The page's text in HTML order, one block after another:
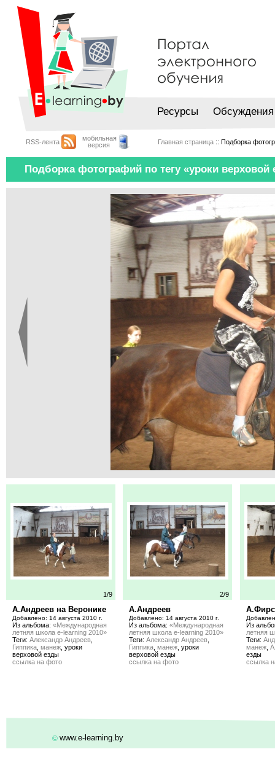
Ресурсы Обсуждения
RSS-лента
мобильная
версия
Главная страница :: Подборка
Подборка фотографий по тегу «уроки верховой
1/9 2/9
А.Андреев на Веронике
Добавлено: 14 августа 2010 г.
Из альбома: «Международная
летняя школа e-learning 2010»
Теги: Александр Андреев
Гиппика манеж , уроки
верховой езды
ссылка на фото
А.Андреев
Добавлено: 14 августа 2010 г.
Из альбома: «Международная
летняя школа e-learning 2010»
Теги: Александр Андреев
Гиппика манеж , уроки
верховой езды
ссылка на фото
Из
летняя
Теги:
манеж
езды
ссылка
© www.e-learning.by